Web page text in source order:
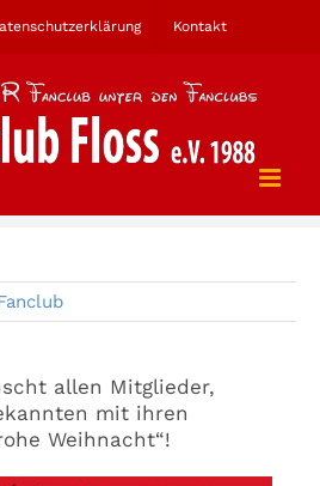
Kontakt
allen Mitglieder,
mit ihren
Weihnacht“!